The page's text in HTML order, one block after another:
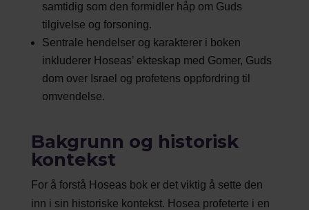
samtidig som den formidler håp om Guds
tilgivelse og forsoning.
Sentrale hendelser og karakterer i boken
inkluderer Hoseas’ ekteskap med Gomer, Guds
dom over Israel og profetens oppfordring til
omvendelse.
Bakgrunn og historisk
kontekst
For å forstå Hoseas bok er det viktig å sette den
inn i sin historiske kontekst. Hosea profeterte i en